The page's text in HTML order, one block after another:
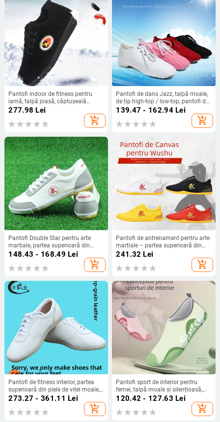
Pantofi indoor de fitness pentru
iarnă, talpă joasă, căptușeală
groasă de pluș, partea superioară
277.98 Lei
add_shopping_cart
Pantofi de dans Jazz, talpă moale,
de tip high-top / low-top, pantofi de
fitness interior pentru bărbați adulți
139.47 - 162.94Lei
add_shopping_cart
Pantofi Double Star pentru arte
marțiale, partea superioară din
pânză, talpă din cauciuc, respirabili,
antrenamente în interior
148.43 - 168.49 Lei
add_shopping_cart
Pantofi de antrenament pentru arte
marțiale – partea superioară din
pânză, gleznă joasă, închidere cu
șiret în față, ușori, talpă din tendon
de vită
241.32 Lei
add_shopping_cart
Pantofi de fitness interior, partea
superioară din piele de vițel moale,
talpă din tendon de vițel, toc de 3-5
273.27 - 361.11 Lei
add_shopping_cart
Pantofi sport de interior pentru
femei, talpă moale și silențioasă,
antiaderenți, pentru yoga și dans
120.42 - 127.63 Lei
add_shopping_cart